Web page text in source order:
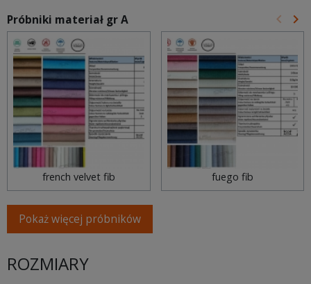
Próbniki materiał gr A keyboard_arrow_left keyboard_arrow_right
french velvet fib fuego fib
Pokaż więcej próbników
ROZMIARY